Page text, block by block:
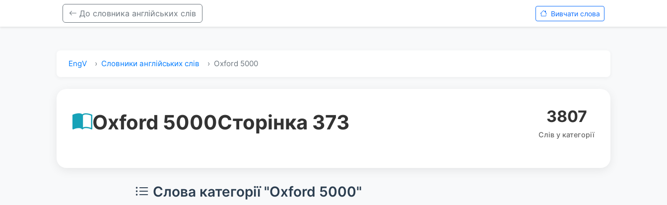
До словника англійських слів Вивчати слова
EngV Словники англійських слів Oxford 5000
Oxford 5000Сторінка 373 3807
Слів у категорії
Слова категорії "Oxford 5000"